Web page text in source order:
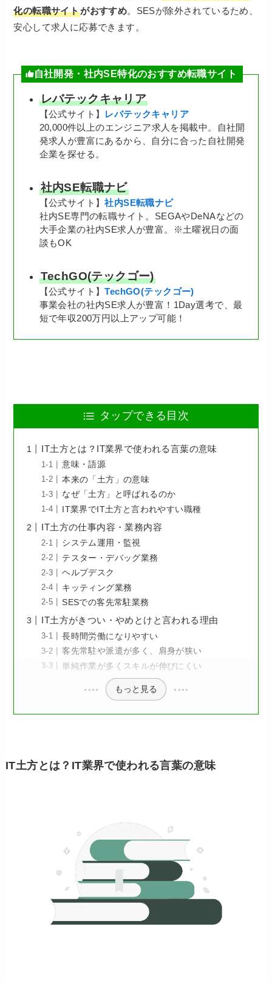
化の転職サイトがおすすめ。SESが除外されているため、
安心して求人に応募できます。
自社開発・社内SE特化のおすすめ転職サイト
レバテックキャリア
【公式サイト】 レバテックキャリア
20,000件以上のエンジニア求人を掲載中。自社開
発求人が豊富にあるから、自分に合った自社開発
企業を探せる。
社内SE転職ナビ
【公式サイト】社内SE転職ナビ
社内SE専門の転職サイト。SEGAやDeNAなどの
大手企業の社内SE求人が豊富。※土曜祝日の面
談もOK
TechGO(テックゴー)
【公式サイト】TechGO(テックゴー)
事業会社の社内SE求人が豊富！1Day選考で、最
短で年収200万円以上アップ可能！
タップできる目次
IT土方とは？IT業界で使われる言葉の意味
意味・語源
本来の「土方」の意味
なぜ「土方」と呼ばれるのか
IT業界でIT土方と言われやすい職種
IT土方の仕事内容・業務内容
システム運用・監視
テスター・デバッグ業務
ヘルプデスク
キッティング業務
SESでの客先常駐業務
IT土方がきつい・やめとけと言われる理由
長時間労働になりやすい
客先常駐や派遣が多く、肩身が狭い
単純作業が多くスキルが伸びにくい
もっと見る
IT土方とは？IT業界で使われる言葉の意味